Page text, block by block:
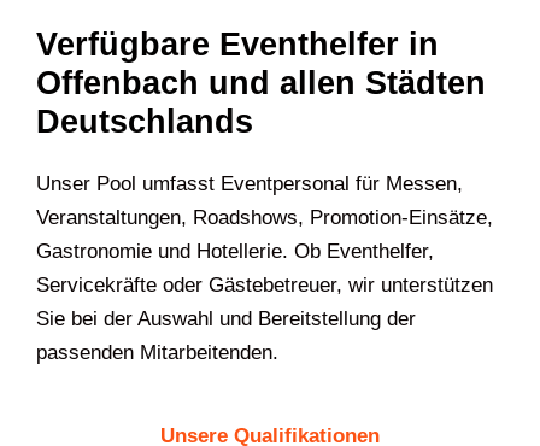
Verfügbare Eventhelfer in
Offenbach und allen Städten
Deutschlands
Unser Pool umfasst Eventpersonal für Messen,
Veranstaltungen, Roadshows, Promotion-Einsätze,
Gastronomie und Hotellerie. Ob Eventhelfer,
Servicekräfte oder Gästebetreuer, wir unterstützen
Sie bei der Auswahl und Bereitstellung der
passenden Mitarbeitenden.
Unsere Qualifikationen